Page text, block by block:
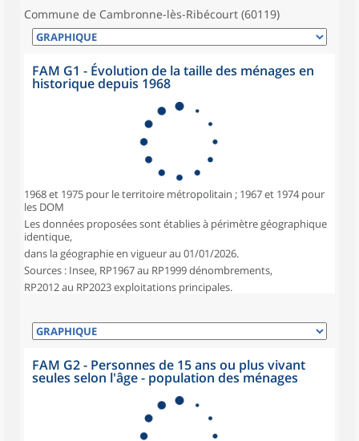
Commune de Cambronne-lès-Ribécourt (60119)
FAM G1 - Évolution de la taille des ménages en
historique depuis 1968
1968 et 1975 pour le territoire métropolitain ; 1967 et 1974 pour
les DOM
Les données proposées sont établies à périmètre géographique
identique,
dans la géographie en vigueur au 01/01/2026.
Sources : Insee, RP1967 au RP1999 dénombrements,
RP2012 au RP2023 exploitations principales.
FAM G2 - Personnes de 15 ans ou plus vivant
seules selon l'âge - population des ménages